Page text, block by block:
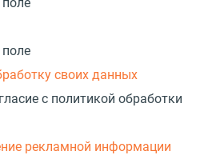
своих данных
с политикой обработки
рекламной информации